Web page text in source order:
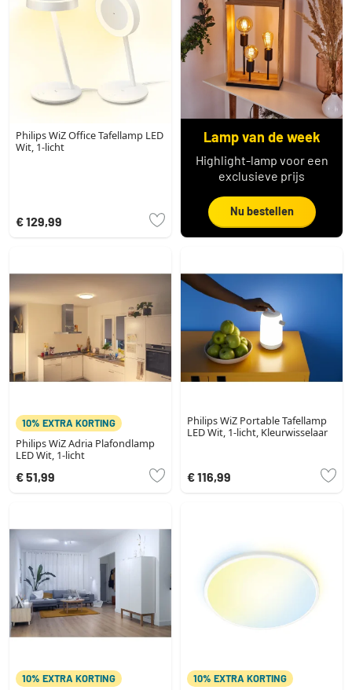
Philips WiZ Office Tafellamp LED
Wit, 1-licht
€ 129,99
Lamp van de week
Highlight-lamp voor een
exclusieve prijs
Nu bestellen
10% EXTRA KORTING
Philips WiZ Adria Plafondlamp
LED Wit, 1-licht
€ 51,99
Philips WiZ Portable Tafellamp
LED Wit, 1-licht, Kleurwisselaar
€ 116,99
10% EXTRA KORTING 10% EXTRA KORTING